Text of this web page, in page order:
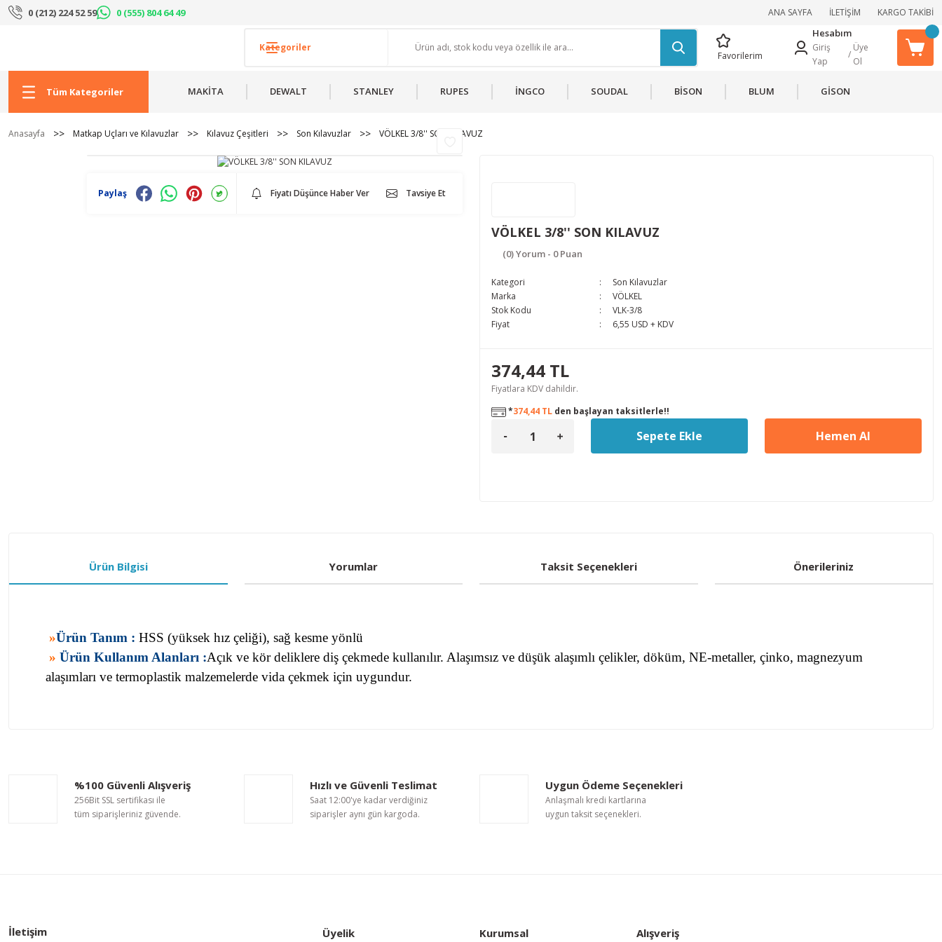
0 (212) 224 52 59 0 (555) 804 64 49 ANA SAYFA İLETİŞİM KARGO TAKİBİ
Favorilerim
Hesabım
Giriş
Yap
/
Üye
Ol
Tüm Kategoriler MAKİTA DEWALT STANLEY RUPES İNGCO SOUDAL BİSON BLUM GİSON
Anasayfa Matkap Uçları ve Kılavuzlar Kılavuz Çeşitleri Son Kılavuzlar VÖLKEL 3/8'' SON KILAVUZ
Paylaş Fiyatı Düşünce Haber Ver Tavsiye Et
VÖLKEL 3/8'' SON KILAVUZ
(0) Yorum - 0 Puan
Kategori
Son Kılavuzlar
Marka
VÖLKEL
Stok Kodu
VLK-3/8
Fiyat
6,55 USD + KDV
374,44 TL
Fiyatlara KDV dahildir.
*374,44 TL den başlayan taksitlerle!!
Sepete Ekle Hemen Al
Ürün Bilgisi Yorumlar Taksit Seçenekleri Önerileriniz
»Ürün Tanım : HSS (yüksek hız çeliği), sağ kesme yönlü
» Ürün Kullanım Alanları :Açık ve kör deliklere diş çekmede kullanılır. Alaşımsız ve düşük alaşımlı çelikler, döküm, NE-metaller, çinko, magnezyum
alaşımları ve termoplastik malzemelerde vida çekmek için uygundur.
Ürün açıklamasında eksik bilgiler bulunuyor.
Ürün bilgilerinde hatalar bulunuyor.
%100 Güvenli Alışveriş
256Bit SSL sertifikası ile
tüm siparişleriniz güvende.
Hızlı ve Güvenli Teslimat
Saat 12:00'ye kadar verdiğiniz
siparişler aynı gün kargoda.
Uygun Ödeme Seçenekleri
Anlaşmalı kredi kartlarına
uygun taksit seçenekleri.
İletişim Üyelik Kurumsal Alışveriş